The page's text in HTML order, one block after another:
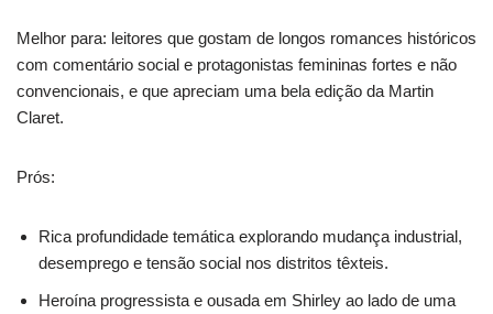
Melhor para: leitores que gostam de longos romances históricos
com comentário social e protagonistas femininas fortes e não
convencionais, e que apreciam uma bela edição da Martin
Claret.
Prós:
Rica profundidade temática explorando mudança industrial,
desemprego e tensão social nos distritos têxteis.
Heroína progressista e ousada em Shirley ao lado de uma